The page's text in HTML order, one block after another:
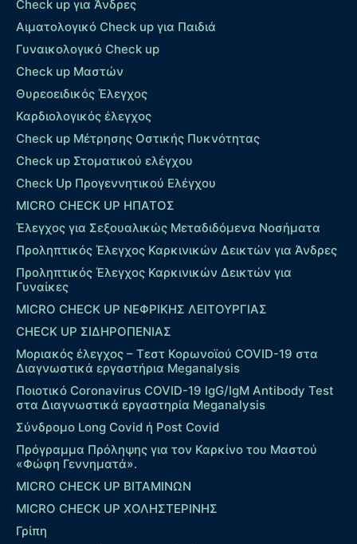
Check up για Άνδρες
Αιματολογικό Check up για Παιδιά
Γυναικολογικό Check up
Check up Μαστών
Θυρεοειδικός Έλεγχος
Καρδιολογικός έλεγχος
Check up Mέτρησης Οστικής Πυκνότητας
Check up Στοματικού ελέγχου
Check Up Προγεννητικού Ελέγχου
MICRO CHECK UP HΠΑΤΟΣ
Έλεγχος για Σεξουαλικώς Μεταδιδόμενα Νοσήματα
Προληπτικός Έλεγχος Καρκινικών Δεικτών για Άνδρες
Προληπτικός Έλεγχος Καρκινικών Δεικτών για
Γυναίκες
MICRO CHECK UP ΝΕΦΡΙΚΗΣ ΛΕΙΤΟΥΡΓΙΑΣ
CHECK UP ΣΙΔΗΡΟΠΕΝΙΑΣ
Μοριακός έλεγχος – Τεστ Κορωνοϊού COVID-19 στα
Διαγνωστικά εργαστήρια Meganalysis
Ποιοτικό Coronavirus COVID-19 IgG/IgM Antibody Test
στα Διαγνωστικά εργαστηρία Meganalysis
Σύνδρομο Long Covid ή Post Covid
Πρόγραμμα Πρόληψης για τον Καρκίνο του Μαστού
«Φώφη Γεννηματά».
MICRO CHECK UP ΒΙΤΑΜΙΝΩΝ
MICRO CHECK UP ΧΟΛΗΣΤΕΡΙΝΗΣ
Γρίπη